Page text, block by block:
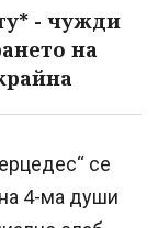
- чужди
на
се
4-ма души